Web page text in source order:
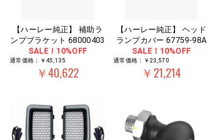
【ハーレー純正】 補助ラ
ンプブラケット 68000403
SALE！10%OFF
通常価格：￥45,135
￥40,622
【ハーレー純正】 ヘッド
ランプカバー 67759-98A
SALE！10%OFF
通常価格：￥23,570
￥21,214